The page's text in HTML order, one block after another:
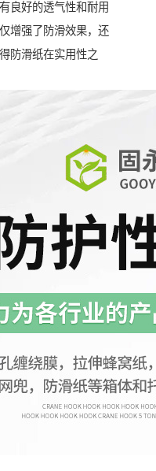
良好的透气性和耐用
增强了防滑效果，还
防滑纸在实用性之